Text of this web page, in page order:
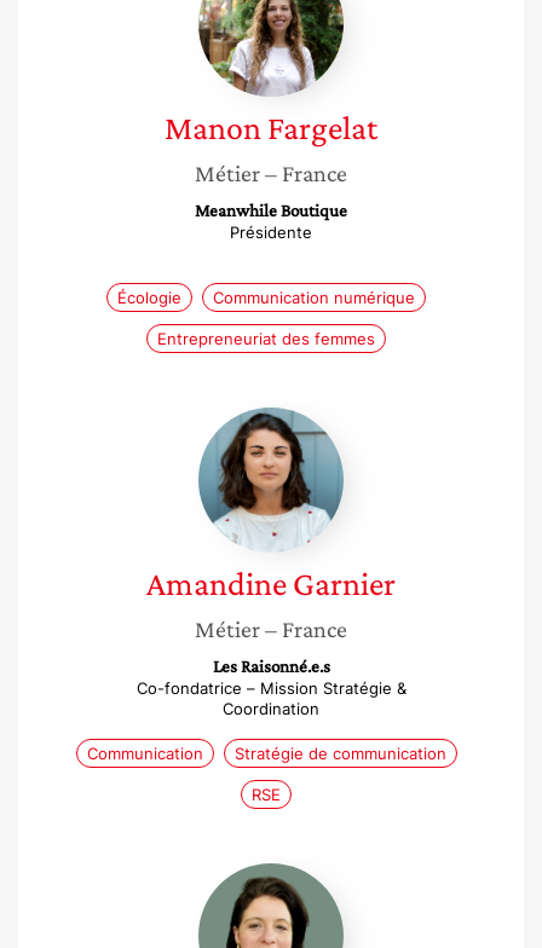
Manon Fargelat
Métier– France
Meanwhile Boutique
Présidente
Écologie Communication numérique
Entrepreneuriat des femmes
Amandine
Garnier
AmandineGarnier
Métier– France
Les Raisonné.e.s
Co-fondatrice – Mission Stratégie &
Coordination
Communication Stratégie de communication
RSE
Vanessa
Portois
Wermter